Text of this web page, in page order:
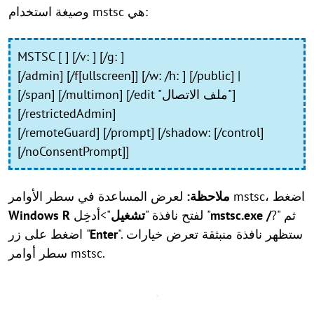
وصيغة استخدام mstsc هي:
MSTSC [ ] [/v: ] [/g: ]
[/admin] [/f[ullscreen]] [/w: /h: ] [/public] |
[/span] [/multimon] [/edit "ملف الاتصال"]
[/restrictedAdmin]
[/remoteGuard] [/prompt] [/shadow: [/control]
[/noConsentPrompt]]
ملاحظة:
لعرض المساعدة في سطر الأوامر mstsc، اضغط
Windows R لفتح نافذة "تشغيل ">أدخِل "mstsc.exe /?" ثم
اضغط على زر "Enter". ستظهر نافذة منبثقة تعرض خيارات
سطر أوامر mstsc.